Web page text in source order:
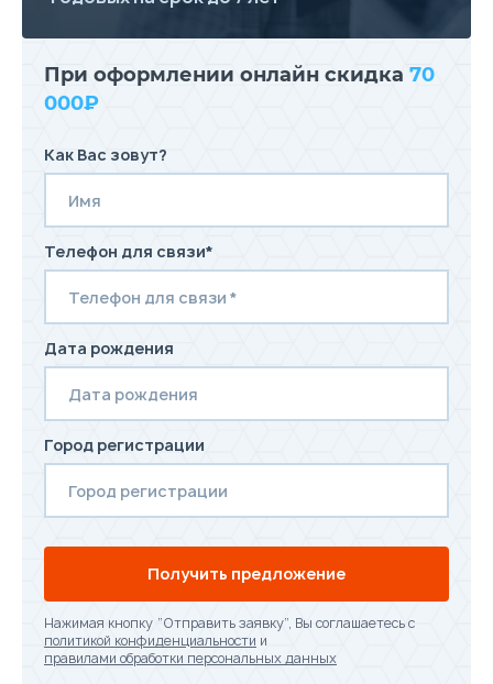
При оформлении онлайн скидка 70
000₽
Как Вас зовут?
Телефон для связи*
Дата рождения
Город регистрации
Получить предложение
Нажимая кнопку “Отправить заявку”, Вы соглашаетесь с
политикой конфиденциальности и
правилами обработки персональных данных